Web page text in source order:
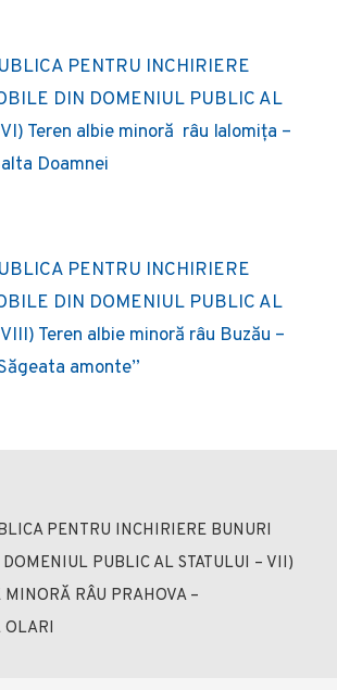
PENTRU INCHIRIERE
DIN DOMENIUL PUBLIC AL
Teren albie minoră râu Ialomița –
Doamnei
PENTRU INCHIRIERE
DIN DOMENIUL PUBLIC AL
Teren albie minoră râu Buzău –
amonte”
PENTRU INCHIRIERE BUNURI
PUBLIC AL STATULUI – VII)
RÂU PRAHOVA –
OLARI